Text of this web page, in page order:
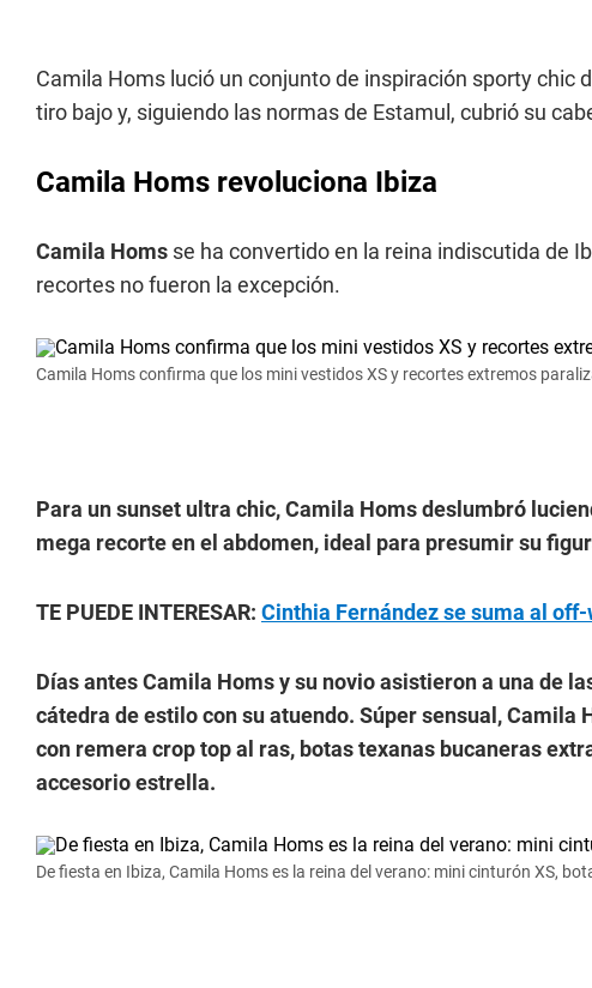
Camila Homs lució un conjunto de inspiración sporty chic
tiro bajo y, siguiendo las normas de Estamul, cubrió su
Camila Homs revoluciona Ibiza
Camila Homs se ha convertido en la reina indiscutida de
recortes no fueron la excepción.
Camila Homs confirma que los mini vestidos XS y recortes extremos
Para un sunset ultra chic, Camila Homs deslumbró
mega recorte en el abdomen, ideal para presumir su
TE PUEDE INTERESAR: Cinthia Fernández se suma al
Días antes Camila Homs y su novio asistieron a una de
cátedra de estilo con su atuendo. Súper sensual, Camila
con remera crop top al ras, botas texanas bucaneras
accesorio estrella.
De fiesta en Ibiza, Camila Homs es la reina del verano: mini cinturón XS,